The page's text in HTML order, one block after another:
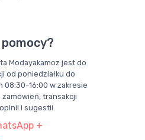
Modayakamoz jest do
od poniedziałku do
08:30-16:00 w zakresie
transakcji
i sugestii.
+